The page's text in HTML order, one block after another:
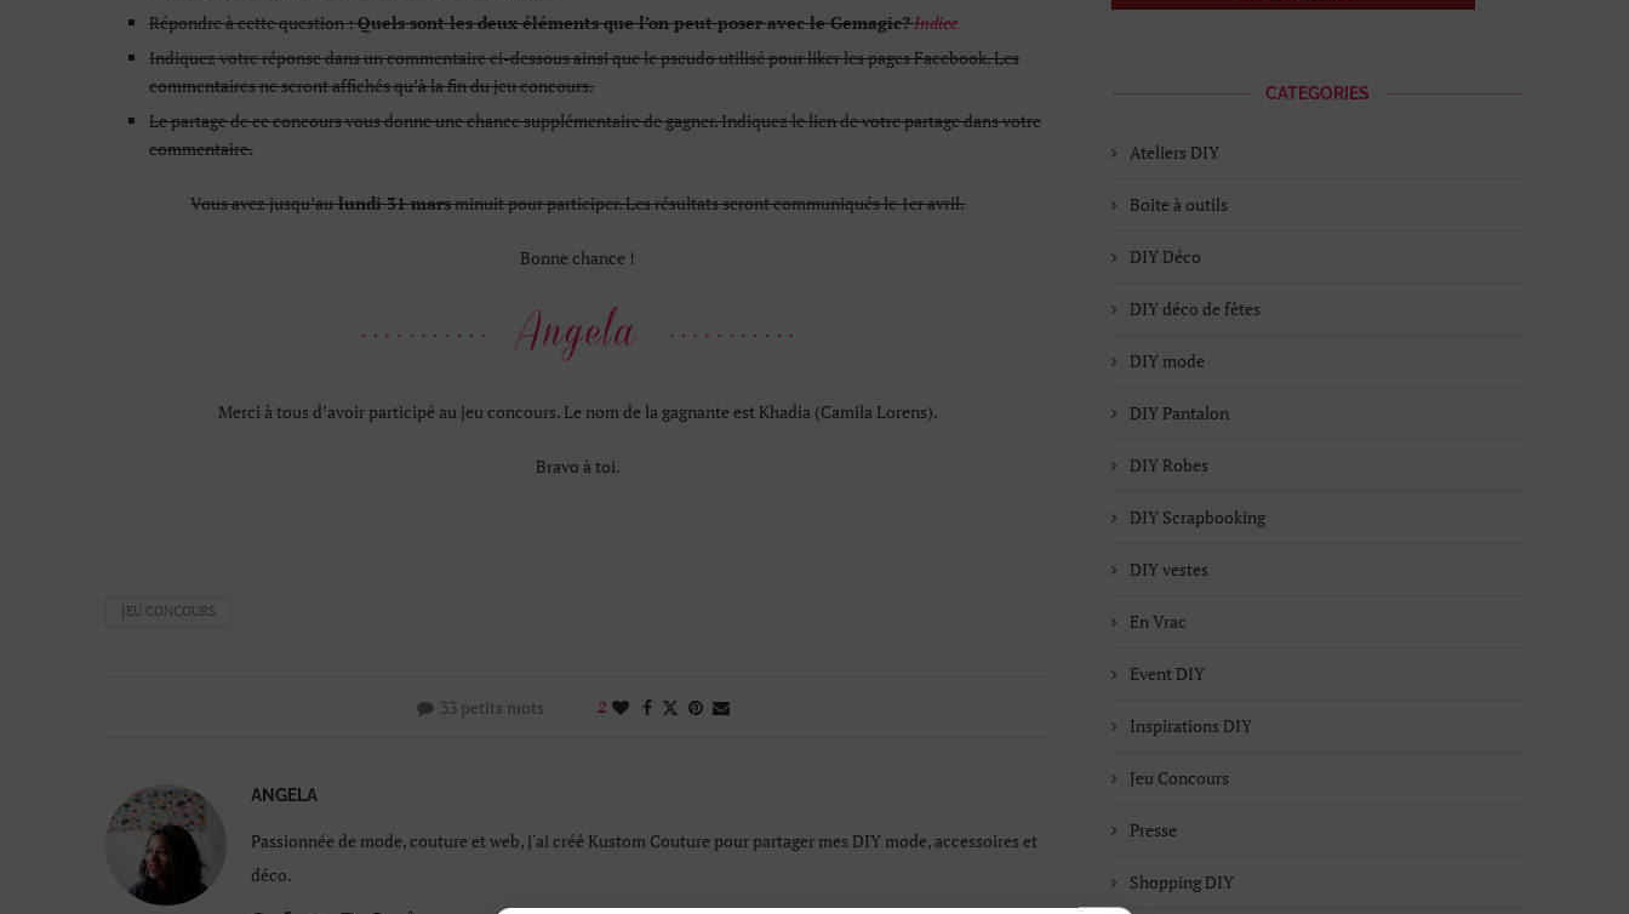
Répondre à cette question :Quels sont les deux éléments que l’on peut poser avec le Gemagic?Indice
Indiquez votre réponse dans un commentaire ci-dessous ainsi que le pseudo utilisé pour liker les pages Facebook. Les
commentaires ne seront affichés qu’à la fin du jeu concours.
Le partage de ce concours vous donne une chance supplémentaire de gagner. Indiquez le lien de votre partage dans votre
commentaire.
Vous avez jusqu’aulundi 31 marsminuit pour participer. Les résultats seront communiqués le 1er avril.
Bonne chance !
Merci à tous d’avoir participé au jeu concours. Le nom de la gagnante est Khadia (Camila Lorens).
Bravo à toi.
JEU CONCOURS
33 petits mots 2
ANGELA
Passionnée de mode, couture et web, j'ai créé Kustom Couture pour partager mes DIY mode, accessoires et
déco.
CATEGORIES
Ateliers DIY
Boite à outils
DIY Déco
DIY déco de fêtes
DIY mode
DIY Pantalon
DIY Robes
DIY Scrapbooking
DIY vestes
En Vrac
Event DIY
Inspirations DIY
Jeu Concours
Presse
Shopping DIY